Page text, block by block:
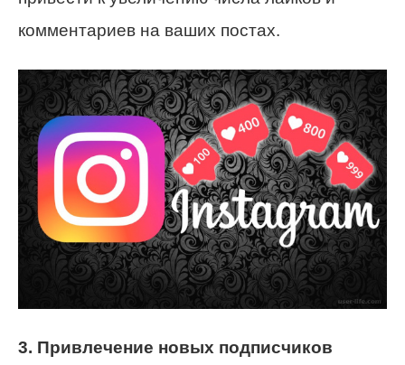
комментариев на ваших постах.
3. Привлечение новых подписчиков